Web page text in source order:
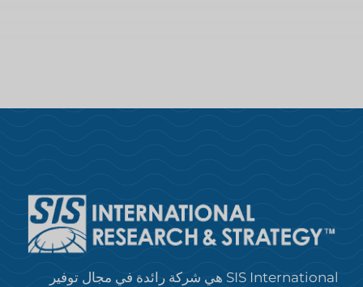
SIS International هي شركة رائدة في مجال توفير